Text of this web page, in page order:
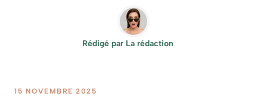
Rédigé par La rédaction
15 NOVEMBRE 2025